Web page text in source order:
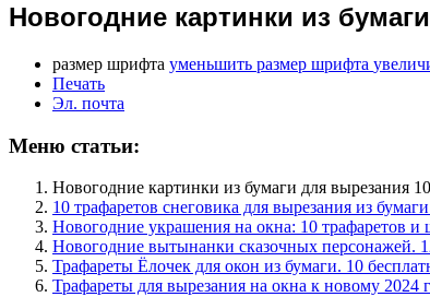
Новогодние картинки из
размер шрифта уменьшить размер шрифта
Печать
Эл. почта
Меню статьи:
Новогодние картинки из бумаги для вырезания
10 трафаретов снеговика для вырезания из
Новогодние украшения на окна: 10 трафаретов и
Новогодние вытынанки сказочных персонажей.
Трафареты Ёлочек для окон из бумаги. 10
Трафареты для вырезания на окна к новому 2024